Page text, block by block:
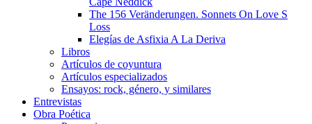
The 156 Veränderungen. Sonnets On Love S
Loss
Elegías de Asfixia A La Deriva
Libros
Artículos de coyuntura
Artículos especializados
Ensayos: rock, género, y similares
Entrevistas
Obra Poética